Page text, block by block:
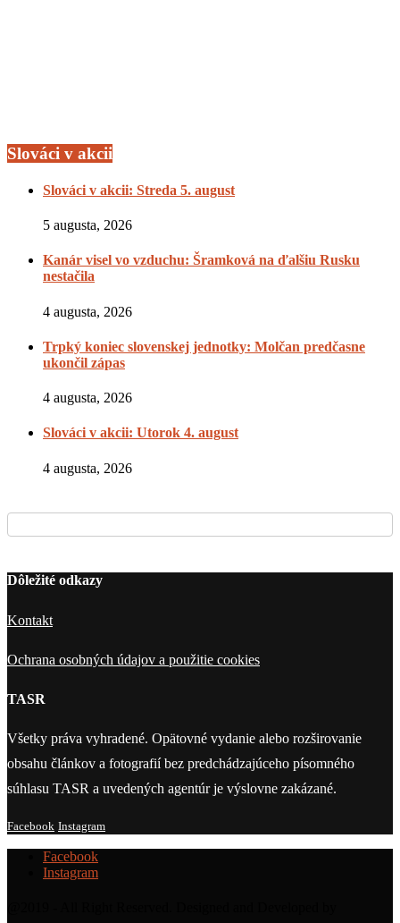
Slováci v akcii
Slováci v akcii: Streda 5. august
5 augusta, 2026
Kanár visel vo vzduchu: Šramková na ďalšiu Rusku
nestačila
4 augusta, 2026
Trpký koniec slovenskej jednotky: Molčan predčasne
ukončil zápas
4 augusta, 2026
Slováci v akcii: Utorok 4. august
4 augusta, 2026
Dôležité odkazy
Kontakt
Ochrana osobných údajov a použitie cookies
TASR
Všetky práva vyhradené. Opätovné vydanie alebo rozširovanie
obsahu článkov a fotografií bez predchádzajúceho písomného
súhlasu TASR a uvedených agentúr je výslovne zakázané.
Facebook Instagram
Facebook
Instagram